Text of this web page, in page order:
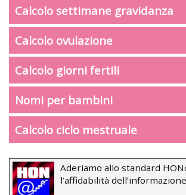
Calcolo settimane gravidanza
Calcolo ovulazione
Calcolo giorni fertili
Nomi per bambini
Calcolo ciclo mestruale
Aderiamo allo standard
l’affidabilità